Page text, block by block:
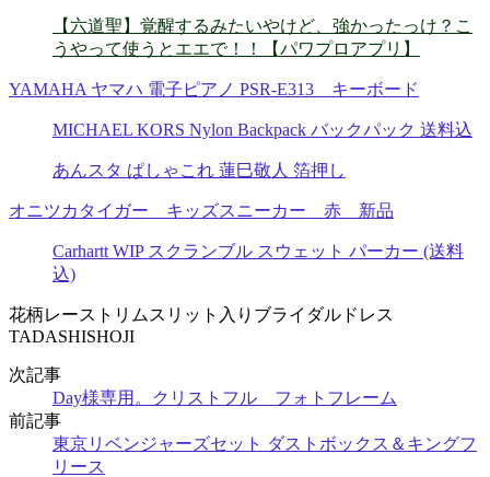
【六道聖】覚醒するみたいやけど、強かったっけ？こ
うやって使うとエエで！！【パワプロアプリ】
YAMAHA ヤマハ 電子ピアノ PSR-E313 キーボード
MICHAEL KORS Nylon Backpack バックパック 送料込
あんスタ ぱしゃこれ 蓮巳敬人 箔押し
オニツカタイガー キッズスニーカー 赤 新品
Carhartt WIP スクランブル スウェット パーカー (送料
込)
花柄レーストリムスリット入りブライダルドレス
TADASHISHOJI
次記事
Day様専用。クリストフル フォトフレーム
前記事
東京リベンジャーズセット ダストボックス＆キングフ
リース